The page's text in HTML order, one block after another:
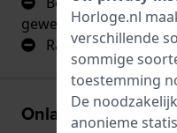
gewend bent
Rammelt een klein
Onlangs bekeken
Horloge.nl
verschillende
sommige
toestemming
De
anonieme